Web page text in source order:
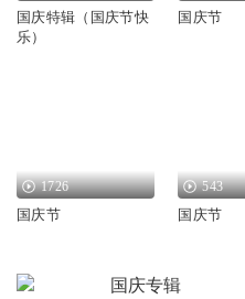
国庆特辑（国庆节快
乐）
国庆节
1726
国庆节
543
国庆节
国庆专辑